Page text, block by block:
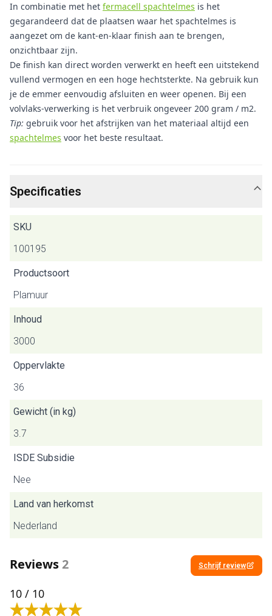
In combinatie met het fermacell spachtelmes is het
gegarandeerd dat de plaatsen waar het spachtelmes is
aangezet om de kant-en-klaar finish aan te brengen,
onzichtbaar zijn.
De finish kan direct worden verwerkt en heeft een uitstekend
vullend vermogen en een hoge hechtsterkte. Na gebruik kun
je de emmer eenvoudig afsluiten en weer openen. Bij een
volvlaks-verwerking is het verbruik ongeveer 200 gram / m2.
Tip: gebruik voor het afstrijken van het materiaal altijd een
spachtelmes voor het beste resultaat.
Specificaties
SKU
100195
Productsoort
Plamuur
Inhoud
3000
Oppervlakte
36
Gewicht (in kg)
3.7
ISDE Subsidie
Nee
Land van herkomst
Nederland
Reviews2 Schrijf review
10 / 10